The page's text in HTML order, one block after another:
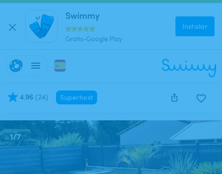
Swimmy
Gratis-Google Play
Instalar
4.96 (24) Superhost
Este anuncio está cerrado y no se puede reservar.
1/7